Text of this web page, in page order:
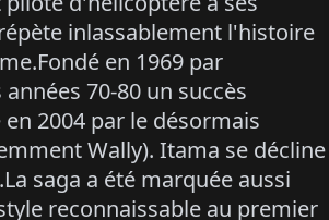
inlassablement l'histoire
en 1969 par
70-80 un succès
2004 par le désormais
Wally). Itama se décline
saga a été marquée aussi
reconnaissable au premier